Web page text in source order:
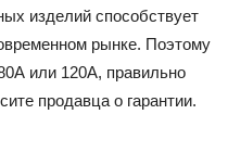
изделий способствует
рынке. Поэтому
или 120А, правильно
продавца о гарантии.